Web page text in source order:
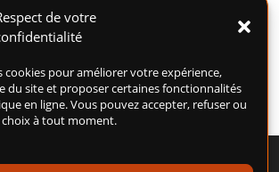
de votre
cookies pour améliorer votre expérience,
du site et proposer certaines fonctionnalités
en ligne. Vous pouvez accepter, refuser ou
à tout moment.
€